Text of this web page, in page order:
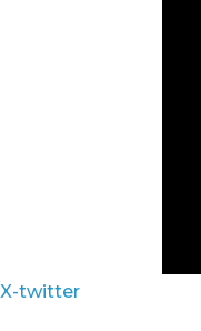
X-twitter